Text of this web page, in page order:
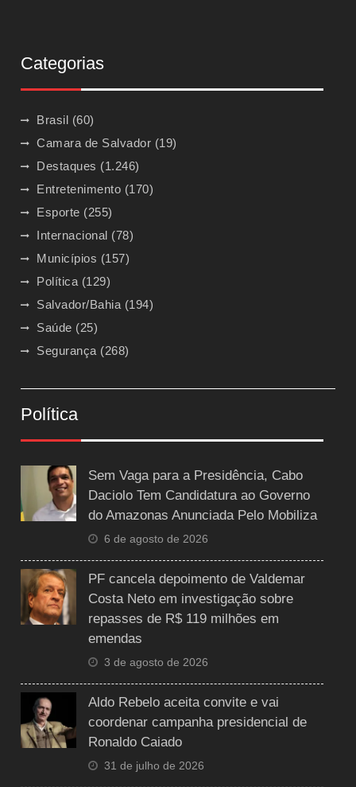
Categorias
Brasil (60)
Camara de Salvador (19)
Destaques (1.246)
Entretenimento (170)
Esporte (255)
Internacional (78)
Municípios (157)
Política (129)
Salvador/Bahia (194)
Saúde (25)
Segurança (268)
Política
Sem Vaga para a Presidência, Cabo
Daciolo Tem Candidatura ao Governo
do Amazonas Anunciada Pelo Mobiliza
6 de agosto de 2026
PF cancela depoimento de Valdemar
Costa Neto em investigação sobre
repasses de R$ 119 milhões em
emendas
3 de agosto de 2026
Aldo Rebelo aceita convite e vai
coordenar campanha presidencial de
Ronaldo Caiado
31 de julho de 2026